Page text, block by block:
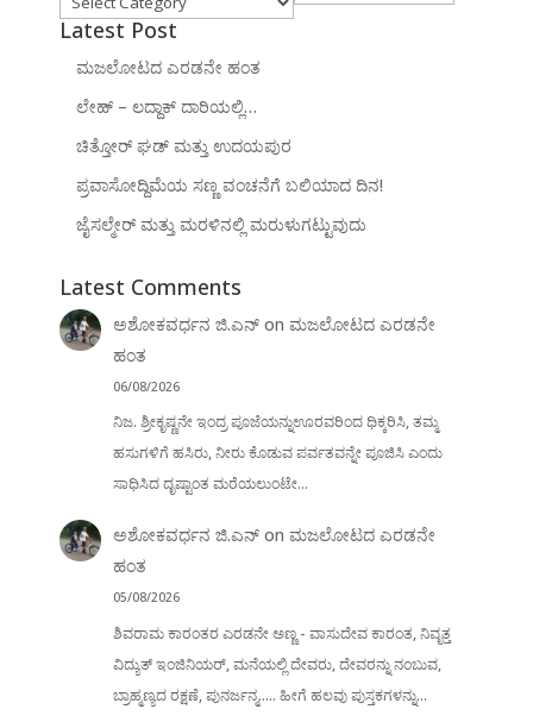
Latest Post
ಮಜಲೋಟದ ಎರಡನೇ ಹಂತ
ಲೇಹ್ – ಲದ್ದಾಕ್ ದಾರಿಯಲ್ಲಿ…
ಚಿತ್ತೋರ್ ಘಡ್ ಮತ್ತು ಉದಯಪುರ
ಪ್ರವಾಸೋದ್ದಿಮೆಯ ಸಣ್ಣ ವಂಚನೆಗೆ ಬಲಿಯಾದ ದಿನ!
ಜೈಸಲ್ಮೇರ್ ಮತ್ತು ಮರಳಿನಲ್ಲಿ ಮರುಳುಗಟ್ಟುವುದು
Latest Comments
ಅಶೋಕವರ್ಧನ ಜಿ.ಎನ್ onಮಜಲೋಟದ ಎರಡನೇ
ಹಂತ
06/08/2026
ನಿಜ. ಶ್ರೀಕೃಷ್ಣನೇ ಇಂದ್ರ ಪೂಜೆಯನ್ನುಊರವರಿಂದ ಧಿಕ್ಕರಿಸಿ, ತಮ್ಮ
ಹಸುಗಳಿಗೆ ಹಸಿರು, ನೀರು ಕೊಡುವ ಪರ್ವತವನ್ನೇ ಪೂಜಿಸಿ ಎಂದು
ಸಾಧಿಸಿದ ದೃಷ್ಟಾಂತ ಮರೆಯಲುಂಟೇ...
ಅಶೋಕವರ್ಧನ ಜಿ.ಎನ್ onಮಜಲೋಟದ ಎರಡನೇ
ಹಂತ
05/08/2026
ಶಿವರಾಮ ಕಾರಂತರ ಎರಡನೇ ಅಣ್ಣ - ವಾಸುದೇವ ಕಾರಂತ, ನಿವೃತ್ತ
ವಿದ್ಯುತ್ ಇಂಜಿನಿಯರ್, ಮನೆಯಲ್ಲಿ ದೇವರು, ದೇವರನ್ನು ನಂಬುವ,
ಬ್ರಾಹ್ಮಣ್ಯದ ರಕ್ಷಣೆ, ಪುನರ್ಜನ್ಮ..... ಹೀಗೆ ಹಲವು ಪುಸ್ತಕಗಳನ್ನು…